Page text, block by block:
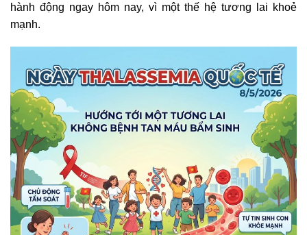
hành động ngay hôm nay, vì một thế hệ tương lai khoẻ
mạnh.